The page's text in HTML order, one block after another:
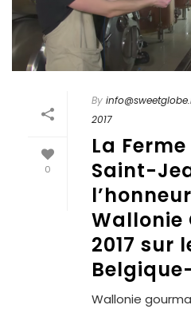
0
By
2017
La
Saint-
Wallonie
2017 sur
Wallonie